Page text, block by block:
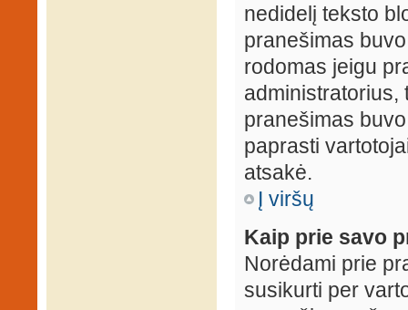
nedidelį teksto
pranešimas
rodomas jeigu
administratorius,
pranešimas
paprasti
atsakė.
Į viršų
Kaip prie savo
Norėdami prie
susikurti per